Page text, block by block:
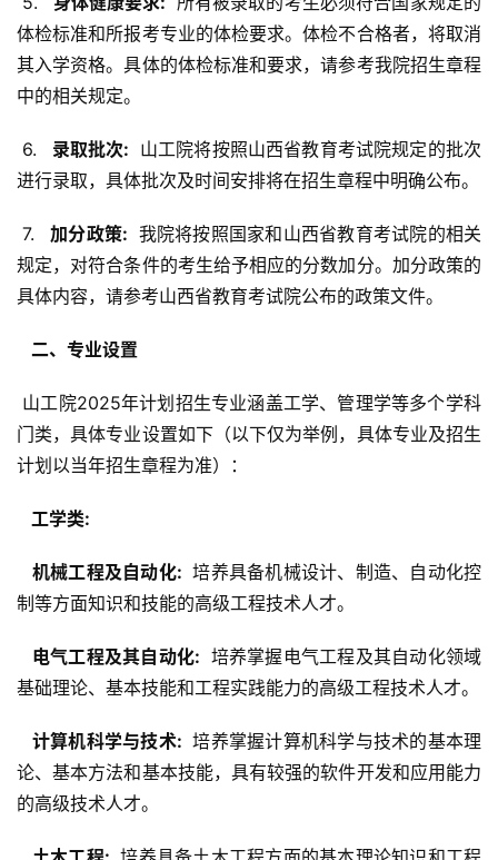
体检标准和所报考专业的体检要求。体检不合格者，将取消
其入学资格。具体的体检标准和要求，请参考我院招生章程
中的相关规定。
6.
  录取批次:
山工院将按照山西省教育考试院规定的批次
进行录取，具体批次及时间安排将在招生章程中明确公布。
7.
  加分政策:
我院将按照国家和山西省教育考试院的相关
规定，对符合条件的考生给予相应的分数加分。加分政策的
具体内容，请参考山西省教育考试院公布的政策文件。
  二、专业设置
门类，具体专业设置如下（以下仅为举例，具体专业及招生
计划以当年招生章程为准）：
  工学类:
  机械工程及自动化:
培养具备机械设计、制造、自动化控
制等方面知识和技能的高级工程技术人才。
  电气工程及其自动化:
培养掌握电气工程及其自动化领域
基础理论、基本技能和工程实践能力的高级工程技术人才。
  计算机科学与技术:
培养掌握计算机科学与技术的基本理
论、基本方法和基本技能，具有较强的软件开发和应用能力
的高级技术人才。